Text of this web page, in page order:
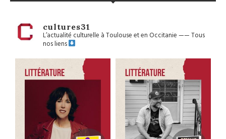
cultures31
L’actualité culturelle à Toulouse et en Occitanie——Tous
nos liens